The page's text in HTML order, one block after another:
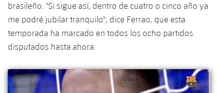
brasileño. "Si sigue así, dentro de cuatro o cinco año ya
me podré jubilar tranquilo", dice Ferrao, que esta
temporada ha marcado en todos los ocho partidos
disputados hasta ahora.